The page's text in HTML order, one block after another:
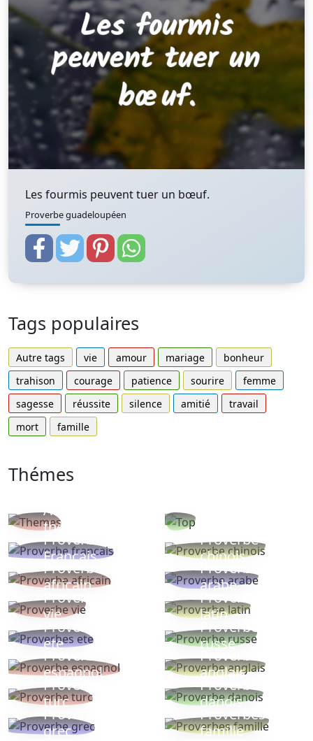
Les fourmis peuvent tuer un bœuf.
Proverbe guadeloupéen
Tags populaires
Autre tags vie amour mariage
bonheur
trahison
courage patience sourire
femme
sagesse
réussite silence amitié
travail
mort
famille
Thémes
Autres
thèmes
Proverbe
Français
Proverbe
chinois
Proverbe
africain
Proverbe
arabe
Proverbe
vie
Proverbe
latin
Proverbes
ete
Proverbe
russe
Proverbe
espagnol
Proverbe
anglais
Proverbe
turc
Proverbe
danois
Proverbe
grec
Proverbes
famille